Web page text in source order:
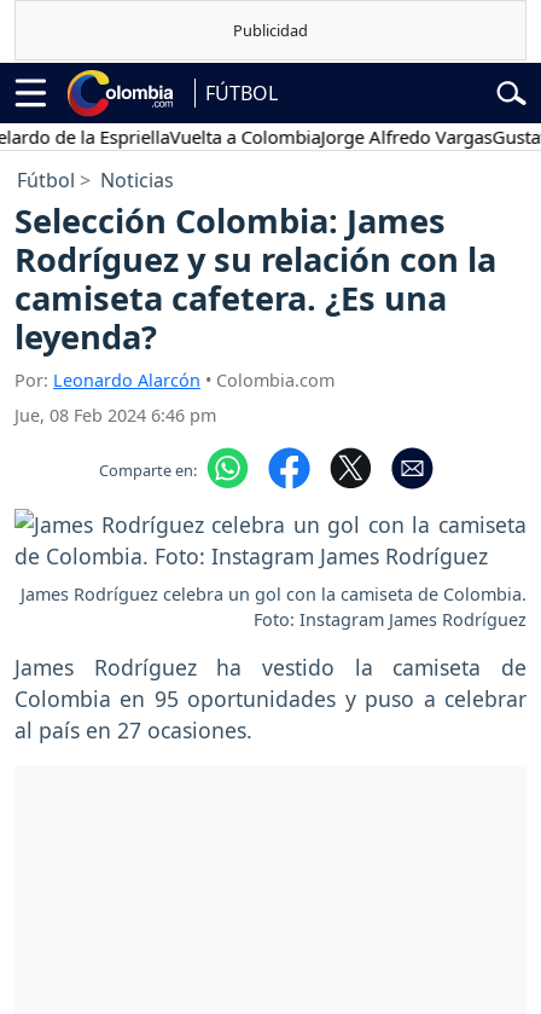
FÚTBOL
de la EspriellaVuelta a ColombiaJorge Alfredo VargasGustavo
Fútbol Noticias
Selección Colombia: James
Rodríguez y su relación con la
camiseta cafetera. ¿Es una
leyenda?
Por: Leonardo Alarcón • Colombia.com
Jue, 08 Feb 2024 6:46 pm
Comparte en:
James Rodríguez celebra un gol con la camiseta de Colombia.
Foto: Instagram James Rodríguez
James Rodríguez ha vestido la camiseta de
Colombia en 95 oportunidades y puso a celebrar
al país en 27 ocasiones.